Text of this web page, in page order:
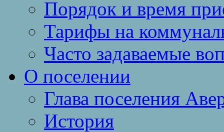
Порядок и время
Тарифы на
Часто задаваемые
О поселении
Глава поселения
История